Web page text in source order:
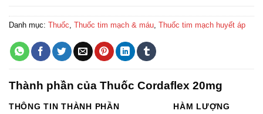
Danh mục: Thuốc Thuốc tim mạch & máu Thuốc tim mạch huyết áp
Thành phần của Thuốc Cordaflex 20mg
THÔNG TIN THÀNH PHẦN HÀM LƯỢNG